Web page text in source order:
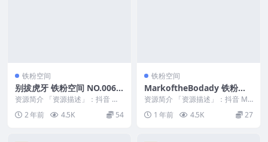
铁粉空间
别拔虎牙 铁粉空间 NO.006
期 最新至：2024.12.27
资源简介 「资源描述」：抖音 别
拔虎牙 铁粉空间 NO.006期 【39P
4V】...
2 年前 4.5K 54
铁粉空间
MarkoftheBodady 铁粉空
间 NO.017期 最新至：2025.
4.1
资源简介 「资源描述」：抖音 Ma
rkoftheBodady 铁粉空间 NO.0...
1 年前 4.5K 27